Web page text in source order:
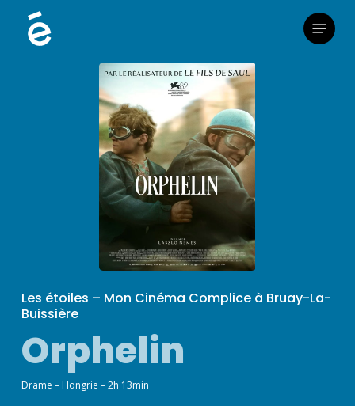
Menu
Les étoiles – Mon Cinéma Complice à Bruay-La-
Buissière
Orphelin
Drame – Hongrie – 2h 13min